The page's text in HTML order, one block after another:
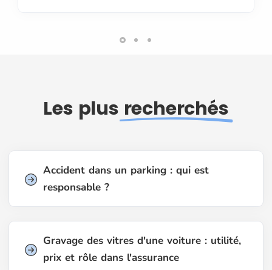
Les plus recherchés
Accident dans un parking : qui est
responsable ?
Gravage des vitres d'une voiture : utilité,
prix et rôle dans l'assurance